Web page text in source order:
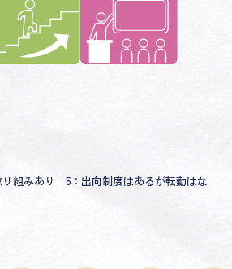
組みあり 5：出向制度はあるが転勤はな